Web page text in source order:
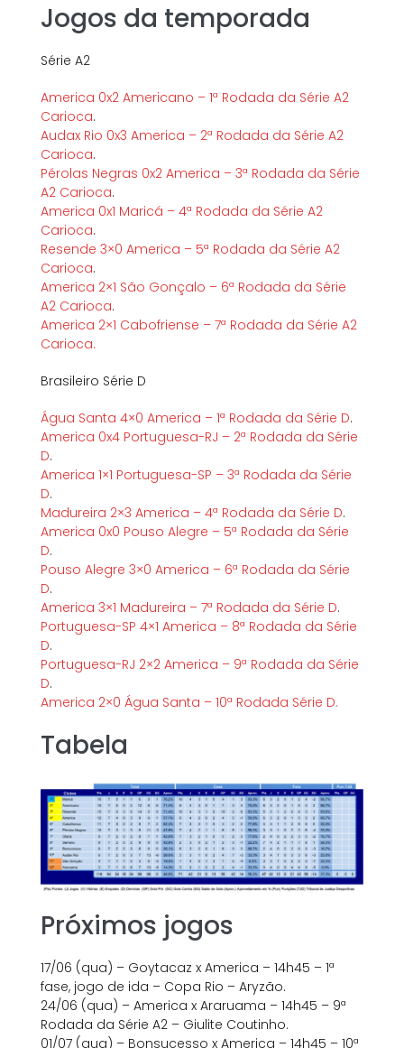
Jogos da temporada
Série A2
America 0x2 Americano – 1ª Rodada da Série A2
Carioca.
Audax Rio 0x3 America – 2ª Rodada da Série A2
Carioca.
Pérolas Negras 0x2 America – 3ª Rodada da Série
A2 Carioca.
America 0x1 Maricá – 4ª Rodada da Série A2
Carioca.
Resende 3×0 America – 5ª Rodada da Série A2
Carioca.
America 2×1 São Gonçalo – 6ª Rodada da Série
A2 Carioca.
America 2×1 Cabofriense – 7ª Rodada da Série A2
Carioca.
Brasileiro Série D
Água Santa 4×0 America – 1ª Rodada da Série D.
America 0x4 Portuguesa-RJ – 2ª Rodada da Série
D.
America 1×1 Portuguesa-SP – 3ª Rodada da Série
D.
Madureira 2×3 America – 4ª Rodada da Série D.
America 0x0 Pouso Alegre – 5ª Rodada da Série
D.
Pouso Alegre 3×0 America – 6ª Rodada da Série
D.
America 3×1 Madureira – 7ª Rodada da Série D.
Portuguesa-SP 4×1 America – 8ª Rodada da Série
D.
Portuguesa-RJ 2×2 America – 9ª Rodada da Série
D.
America 2×0 Água Santa – 10ª Rodada Série D.
Tabela
Próximos jogos
17/06 (qua) – Goytacaz x America – 14h45 – 1ª
fase, jogo de ida – Copa Rio – Aryzão.
24/06 (qua) – America x Araruama – 14h45 – 9ª
Rodada da Série A2 – Giulite Coutinho.
01/07 (qua) – Bonsucesso x America – 14h45 – 10ª